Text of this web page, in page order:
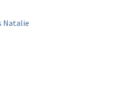
Natalie